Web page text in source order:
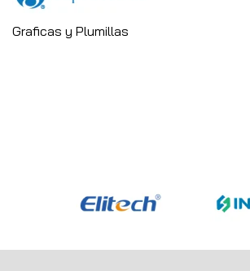
Graficas y Plumillas